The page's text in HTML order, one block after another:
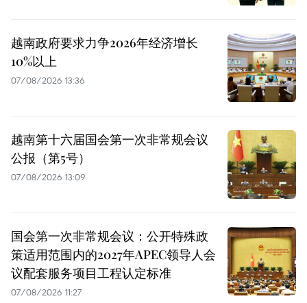
越南政府要求力争2026年经济增长
10%以上
07/08/2026 13:36
越南第十六届国会第一次非常规会议
公报（第5号）
07/08/2026 13:09
国会第一次非常规会议：公开特殊政
策适用范围内的2027年APEC领导人会
议配套服务项目工程认定标准
07/08/2026 11:27